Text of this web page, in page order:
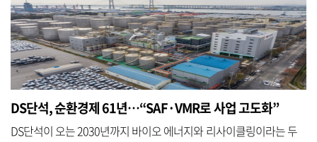
DS단석, 순환경제 61년…“SAF·VMR로 사업 고도화”
DS단석이 오는 2030년까지 바이오 에너지와 리사이클링이라는 두